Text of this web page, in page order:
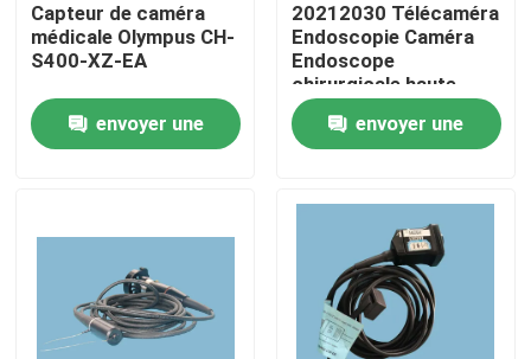
À la maison
À propos de nous
Capteur de caméra
médicale Olympus CH-
S400-XZ-EA
envoyer une
20212030 Télécaméra
Endoscopie Caméra
Endoscope
chirurgicale haute
définition
envoyer une